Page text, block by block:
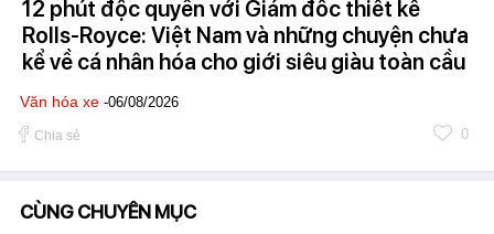
12 phút độc quyền với Giám đốc thiết kế
Rolls-Royce: Việt Nam và những chuyện chưa
kể về cá nhân hóa cho giới siêu giàu toàn cầu
Văn hóa xe -06/08/2026
Chia sẻ 0
CÙNG CHUYÊN MỤC